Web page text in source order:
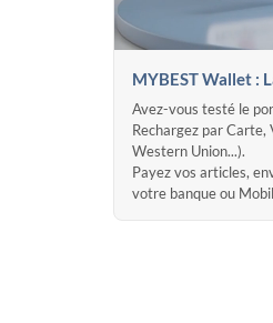
MYBEST Wallet :
Avez-vous testé le
Rechargez par
Western Union...).
Payez vos articles,
votre banque ou